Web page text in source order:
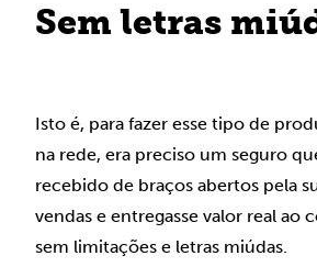
Sem letras
Isto é, para fazer esse tipo de
na rede, era preciso um seguro
recebido de braços abertos pela
vendas e entregasse valor real ao
sem limitações e letras miúdas.